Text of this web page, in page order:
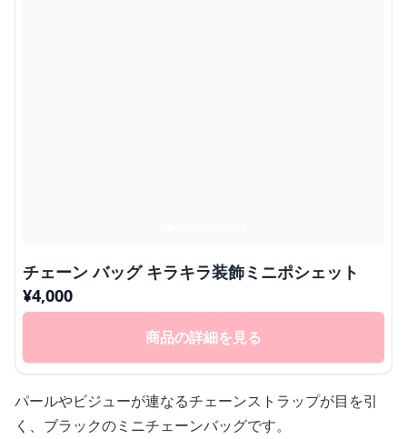
チェーン バッグ キラキラ装飾ミニポシェット
¥4,000
商品の詳細を見る
パールやビジューが連なるチェーンストラップが目を引
く、ブラックのミニチェーンバッグです。